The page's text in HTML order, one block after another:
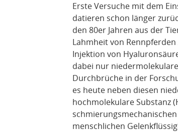
Erste Versuche mit dem
datieren schon länger
den 80er Jahren aus der
Lahmheit von
Injektion von
dabei nur
Durchbrüche in der
es heute neben diesen
hochmolekulare Substanz
menschlichen